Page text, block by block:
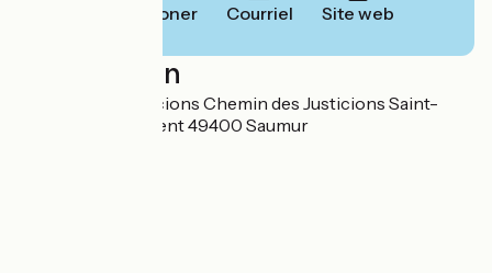
Téléphoner Courriel Site web
Localisation
Chemin des Justicions Chemin des Justicions Saint-
Hilaire Saint-Florent 49400 Saumur